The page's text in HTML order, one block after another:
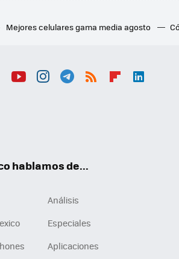
Mejores celulares gama media agosto
hablamos de...
Análisis
Especiales
Aplicaciones